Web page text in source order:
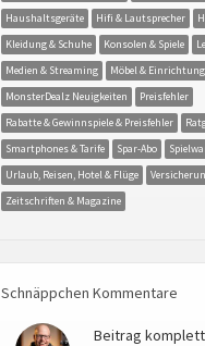
Haushaltsgeräte
Hifi & Lautsprecher
Kleidung & Schuhe
Konsolen & Spiele
Medien & Streaming
Möbel & Einrichtung
MonsterDealz Neuigkeiten
Preisfehler
Rabatte & Gewinnspiele & Preisfehler
Smartphones & Tarife
Spar-Abo
Urlaub, Reisen, Hotel & Flüge
Zeitschriften & Magazine
Schnäppchen Kommentare
Beitrag